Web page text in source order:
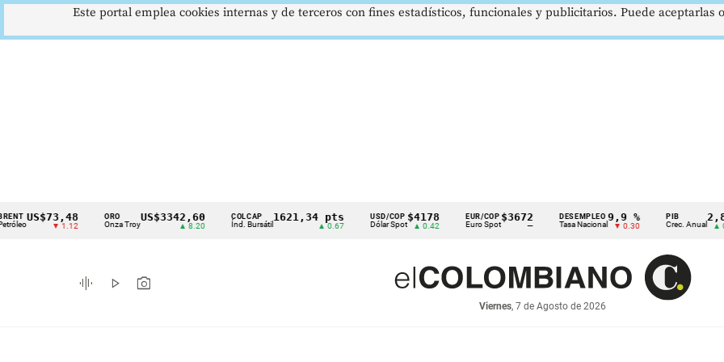
Cintillo
indicadores
económicos
▼ 1.12
ORO
Onza Troy
US$3342,60 COLCAP
Índ. Bursátil
1621,34 pts USD/COP
Dólar Spot
$4178
▲ 0.42
EUR/COP
Euro Spot
$3672
—
DESEMPLEO
Tasa Nacional
9,9 %
▼ 0.30
PIB
Crec. Anual
2,8 %
▲ 0.10
graphic_eq play_arrow photo_camera
Viernes, 7 de Agosto de 2026
Este portal emplea cookies internas y de terceros con fines estadísticos, funcionales y publicitarios. Puede aceptarlas